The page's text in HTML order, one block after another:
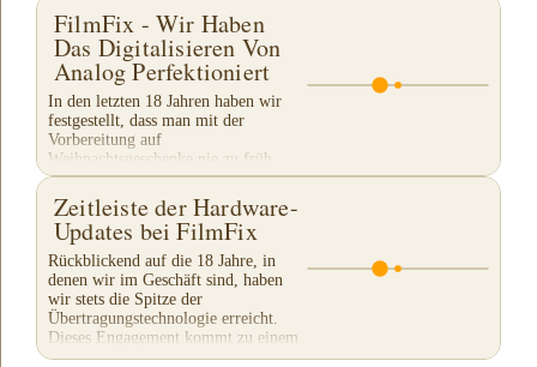
FilmFix - Wir Haben
Das Digitalisieren Von
Analog Perfektioniert
In den letzten 18 Jahren haben wir
festgestellt, dass man mit der
Vorbereitung auf
Weihnachtsgeschenke nie zu früh
beginnen kann. Unsere Kunden haben
unsere traditionelle...
Zeitleiste der Hardware-
Updates bei FilmFix
Rückblickend auf die 18 Jahre, in
denen wir im Geschäft sind, haben
wir stets die Spitze der
Übertragungstechnologie erreicht.
Dieses Engagement kommt zu einem
Preis, aber es ist notwendig,...